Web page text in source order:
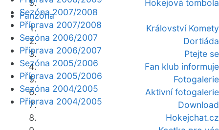
Hokejová tombola
Fanzóna
Království Komety
Dortiáda
Ptejte se
Fan klub informuje
Fotogalerie
Aktivní fotogalerie
Download
Hokejchat.cz
Sezóna 2007/2008
Příprava 2007/2008
Sezóna 2006/2007
Příprava 2006/2007
Sezóna 2005/2006
Příprava 2005/2006
Sezóna 2004/2005
Příprava 2004/2005